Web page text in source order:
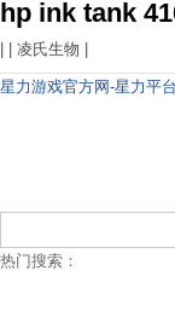
hp ink tank
凌氏生物
星力游戏官方网-星力平台
热门搜索：